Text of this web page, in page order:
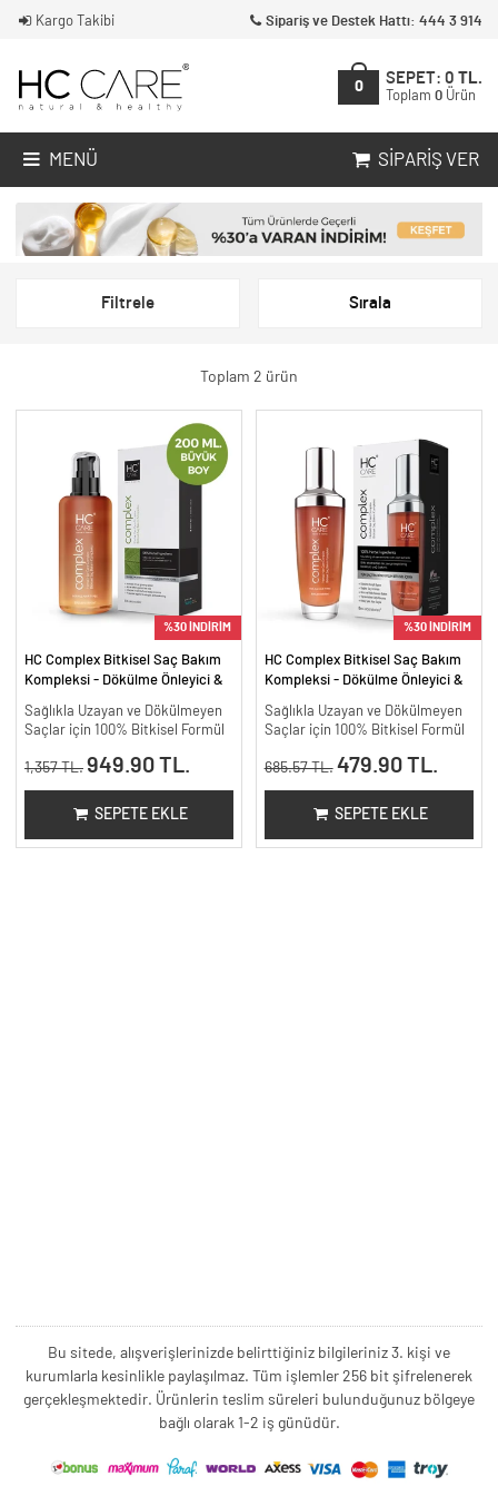
Kargo Takibi Sipariş ve Destek Hattı: 444 3 914
0
SEPET: 0 TL.
Toplam 0 Ürün
MENÜ SIPARIŞ VER
Filtrele Sırala
Toplam 2 ürün
%30 İNDİRİM
HC Complex Bitkisel Saç Bakım
Kompleksi - Dökülme Önleyici &
200 ml.
Sağlıkla Uzayan ve Dökülmeyen
Saçlar için 100% Bitkisel Formül
1,357 TL. 949.90 TL.
SEPETE EKLE
%30 İNDİRİM
HC Complex Bitkisel Saç Bakım
Kompleksi - Dökülme Önleyici &
100 ml
Sağlıkla Uzayan ve Dökülmeyen
Saçlar için 100% Bitkisel Formül
685.57 TL. 479.90 TL.
SEPETE EKLE
Bu sitede, alışverişlerinizde belirttiğiniz bilgileriniz 3. kişi ve
kurumlarla kesinlikle paylaşılmaz. Tüm işlemler 256 bit şifrelenerek
gerçekleşmektedir. Ürünlerin teslim süreleri bulunduğunuz bölgeye
bağlı olarak 1-2 iş günüdür.